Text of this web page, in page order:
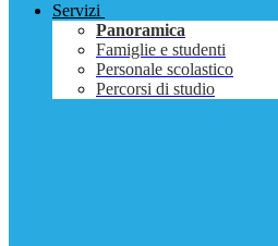
Servizi
Panoramica
Famiglie e studenti
Personale scolastico
Percorsi di studio